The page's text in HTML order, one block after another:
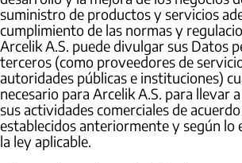
suministro de productos y servicios
cumplimiento de las normas y
Arcelik A.S. puede divulgar sus Datos
terceros (como proveedores de
autoridades públicas e instituciones)
necesario para Arcelik A.S. para llevar
sus actividades comerciales de
establecidos anteriormente y según lo
la ley aplicable.